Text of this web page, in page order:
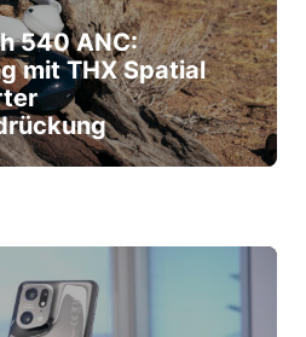
540 ANC:
mit THX Spatial